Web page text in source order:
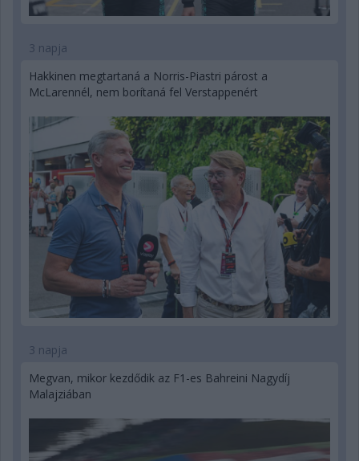
3 napja
Hakkinen megtartaná a Norris-Piastri párost a
McLarennél, nem borítaná fel Verstappenért
3 napja
Megvan, mikor kezdődik az F1-es Bahreini Nagydíj
Malajziában